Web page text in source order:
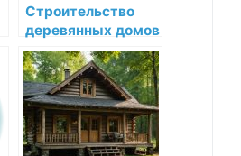
Строительство
деревянных домов
и бань под ключ в
Ярославле